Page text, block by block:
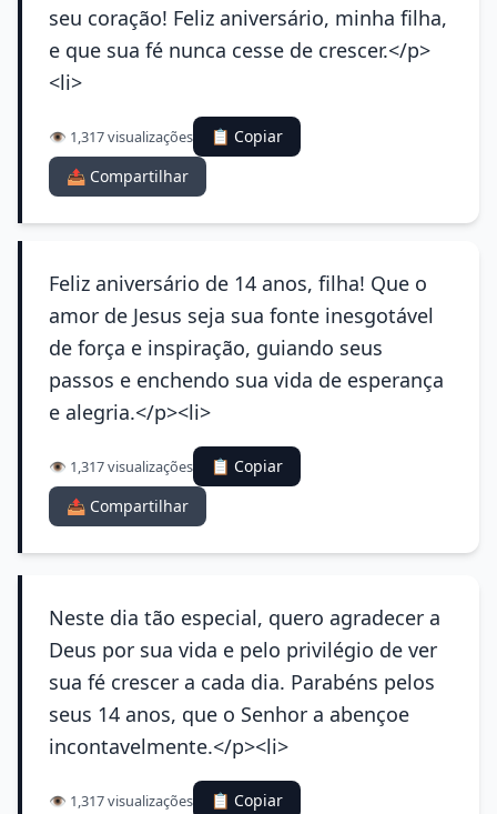
seu coração! Feliz aniversário, minha filha,
e que sua fé nunca cesse de crescer.</p>
<li>
👁️ 1,317 visualizações
📋 Copiar
📤 Compartilhar
Feliz aniversário de 14 anos, filha! Que o
amor de Jesus seja sua fonte inesgotável
de força e inspiração, guiando seus
passos e enchendo sua vida de esperança
e alegria.</p><li>
👁️ 1,317 visualizações
📋 Copiar
📤 Compartilhar
Neste dia tão especial, quero agradecer a
Deus por sua vida e pelo privilégio de ver
sua fé crescer a cada dia. Parabéns pelos
seus 14 anos, que o Senhor a abençoe
incontavelmente.</p><li>
👁️ 1,317 visualizações
📋 Copiar